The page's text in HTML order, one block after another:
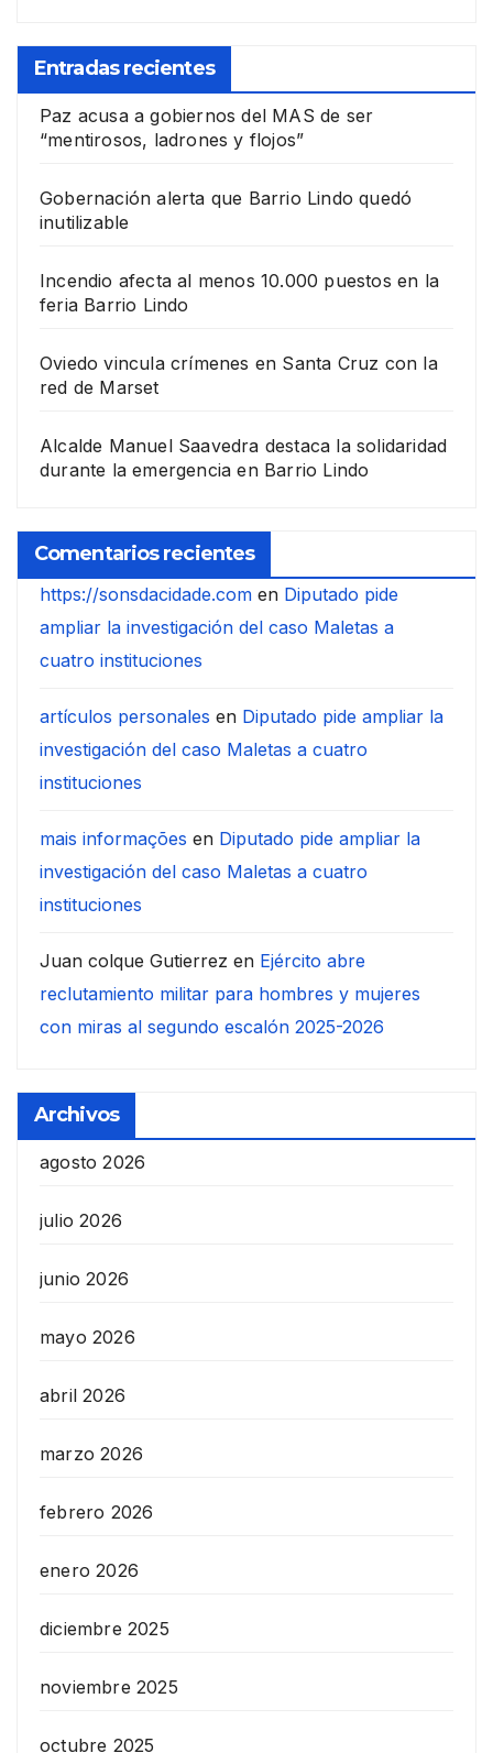
Entradas recientes
Paz acusa a gobiernos del MAS de ser
“mentirosos, ladrones y flojos”
Gobernación alerta que Barrio Lindo quedó
inutilizable
Incendio afecta al menos 10.000 puestos en la
feria Barrio Lindo
Oviedo vincula crímenes en Santa Cruz con la
red de Marset
Alcalde Manuel Saavedra destaca la solidaridad
durante la emergencia en Barrio Lindo
Comentarios recientes
https://sonsdacidade.com en Diputado pide
ampliar la investigación del caso Maletas a
cuatro instituciones
artículos personales en Diputado pide ampliar la
investigación del caso Maletas a cuatro
instituciones
mais informações en Diputado pide ampliar la
investigación del caso Maletas a cuatro
instituciones
Juan colque Gutierrez en Ejército abre
reclutamiento militar para hombres y mujeres
con miras al segundo escalón 2025-2026
Archivos
agosto 2026
julio 2026
junio 2026
mayo 2026
abril 2026
marzo 2026
febrero 2026
enero 2026
diciembre 2025
noviembre 2025
octubre 2025